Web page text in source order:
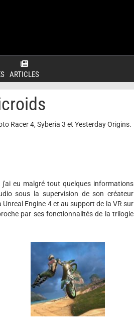
ARTICLES
Racer 4, Syberia 3 et Yesterday Origins.
eu malgré tout quelques informations
sous la supervision de son créateur
Engine 4 et au support de la VR sur
par ses fonctionnalités de la trilogie